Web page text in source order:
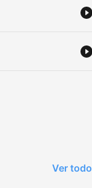
Ver todo